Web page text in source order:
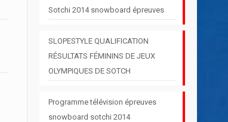
Sotchi 2014 snowboard épreuves
SLOPESTYLE QUALIFICATION
RÉSULTATS FÉMININS DE JEUX
OLYMPIQUES DE SOTCH
Programme télévision épreuves
snowboard sotchi 2014